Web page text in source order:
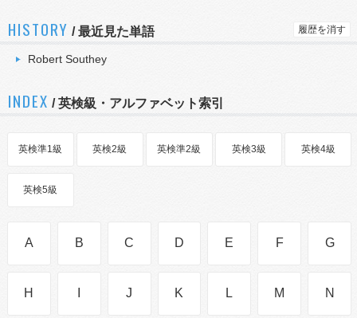
HISTORY /最近見た単語 履歴を消す
Robert Southey
INDEX / 英検級・アルファベット索引
英検準1級 英検2級 英検準2級 英検3級 英検4級
英検5級
A B C D E F G
H J K L M N